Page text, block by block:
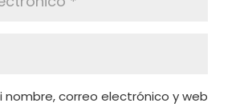
nombre, correo electrónico y web